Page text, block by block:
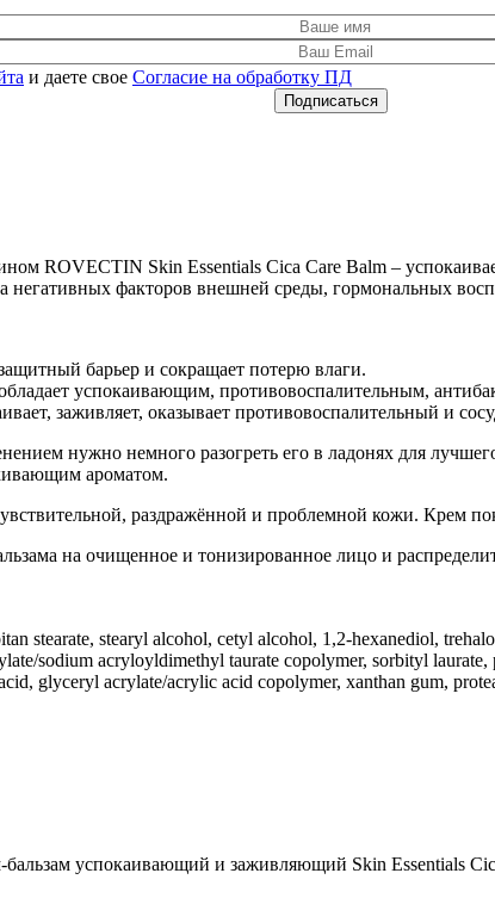
и даете свое Согласие на обработку ПД
Подписаться
ROVECTIN Skin Essentials Cica Care Balm –
негативных факторов внешней среды, гормональных
барьер и сокращает потерю влаги.
успокаивающим, противовоспалительным,
заживляет, оказывает противовоспалительный и
нужно немного разогреть его в ладонях для
ароматом.
раздражённой и проблемной кожи. Крем
на очищенное и тонизированное лицо и
stearate, stearyl alcohol, cetyl alcohol, 1,2-hexanediol,
sodium acryloyldimethyl taurate copolymer, sorbityl
glyceryl acrylate/acrylic acid copolymer, xanthan gum,
успокаивающий и заживляющий Skin Essentials